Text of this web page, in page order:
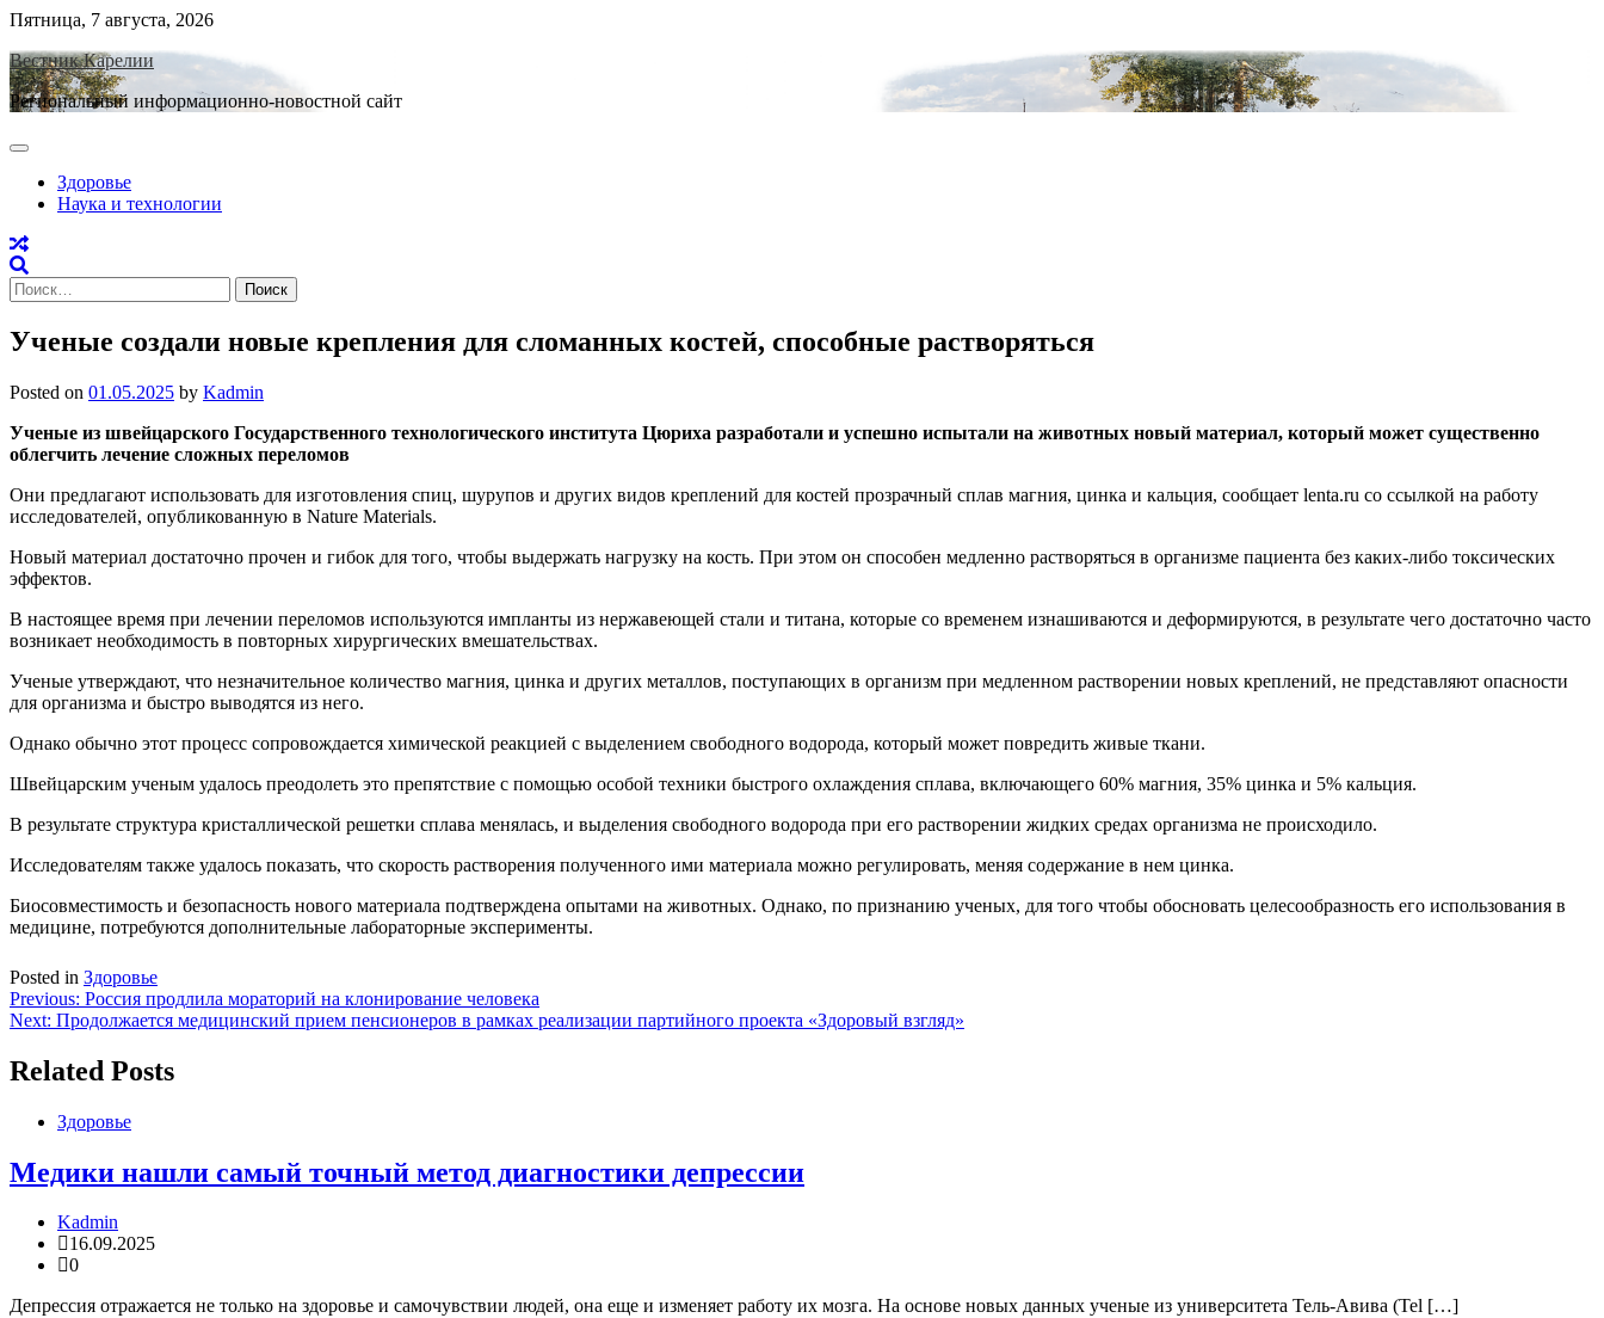
Skip
content
Пятница, 7 августа, 2026
Вестник Карелии
Региональный информационно-новостной сайт
Здоровье
Наука и технологии
Найти:
Ученые создали новые крепления для сломанных костей, способные растворяться
Posted on 01.05.2025 by Kadmin
Ученые из швейцарского Государственного технологического института Цюриха разработали и успешно испытали на животных новый материал, который может существенно
облегчить лечение сложных переломов
Они предлагают использовать для изготовления спиц, шурупов и других видов креплений для костей прозрачный сплав магния, цинка и кальция, сообщает lenta.ru со ссылкой на работу
исследователей, опубликованную в Nature Materials.
Новый материал достаточно прочен и гибок для того, чтобы выдержать нагрузку на кость. При этом он способен медленно растворяться в организме пациента без каких-либо токсических
эффектов.
В настоящее время при лечении переломов используются импланты из нержавеющей стали и титана, которые со временем изнашиваются и деформируются, в результате чего достаточно часто
возникает необходимость в повторных хирургических вмешательствах.
Ученые утверждают, что незначительное количество магния, цинка и других металлов, поступающих в организм при медленном растворении новых креплений, не представляют опасности
для организма и быстро выводятся из него.
Однако обычно этот процесс сопровождается химической реакцией с выделением свободного водорода, который может повредить живые ткани.
Швейцарским ученым удалось преодолеть это препятствие с помощью особой техники быстрого охлаждения сплава, включающего 60% магния, 35% цинка и 5% кальция.
В результате структура кристаллической решетки сплава менялась, и выделения свободного водорода при его растворении жидких средах организма не происходило.
Исследователям также удалось показать, что скорость растворения полученного ими материала можно регулировать, меняя содержание в нем цинка.
Биосовместимость и безопасность нового материала подтверждена опытами на животных. Однако, по признанию ученых, для того чтобы обосновать целесообразность его использования в
медицине, потребуются дополнительные лабораторные эксперименты.
Posted in Здоровье
Навигация
по
записям
Previous: Россия продлила мораторий на клонирование человека
Next: Продолжается медицинский прием пенсионеров в рамках реализации партийного проекта «Здоровый взгляд»
Related Posts
Здоровье
Медики нашли самый точный метод диагностики депрессии
Kadmin
16.09.2025
0
Депрессия отражается не только на здоровье и самочувствии людей, она еще и изменяет работу их мозга. На основе новых данных ученые из университета Тель-Авива (Tel […]